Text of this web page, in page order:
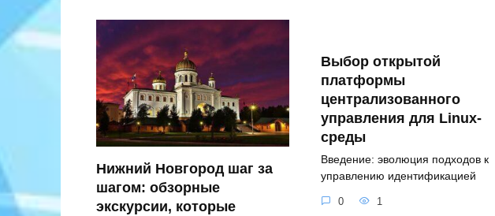
Нижний Новгород шаг за
шагом: обзорные
экскурсии, которые
Выбор открытой
платформы
централизованного
управления для Linux-
среды
Введение: эволюция подходов к
управлению идентификацией
0 1